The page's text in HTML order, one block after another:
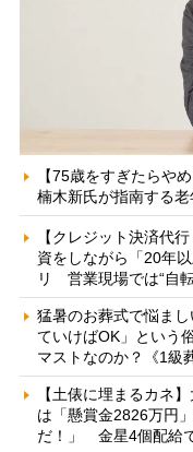
【75歳をすぎたらや
楠木新氏が指南する
【クレジット決済代
資をしながら「20年
リ 営業現場では“自
猛暑のお葬式で悩ま
ていけばOK」という
マストなのか？《1級
【土俵に埋まるカネ
は「懸賞金2826万円
だ！」 金星4個配給